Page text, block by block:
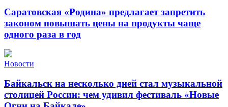
Саратовская «Родина» предлагает запретить
законом повышать цены на продукты чаще
одного раза в год
Новости
Байкальск на несколько дней стал музыкальной
столицей России: чем удивил фестиваль «Новые